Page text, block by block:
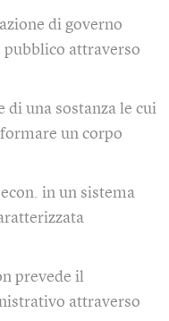
di governo
pubblico attraverso
di una sostanza le cui
un corpo
econ. in un sistema
prevede il
attraverso